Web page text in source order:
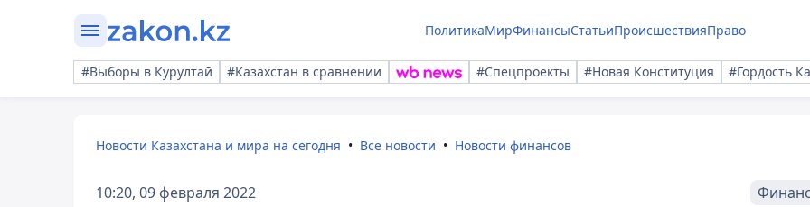
ПолитикаМирФинансыСтатьиПроисшествияПраво
#Выборы в Курултай #Казахстан в сравнении #Спецпроекты #Новая Конституция #Гордость
Новости Казахстана и мира на сегодня Все новости Новости финансов
10:20, 09 февраля 2022